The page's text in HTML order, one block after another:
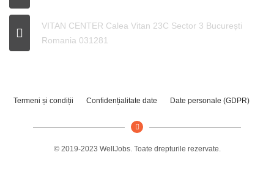
VITAN CENTER Calea Vitan 23C Sector 3 București
Romania 031281
Termeni și condiții Confidențialitate date Date personale (GDPR)
© 2019-2023 WellJobs. Toate drepturile rezervate.